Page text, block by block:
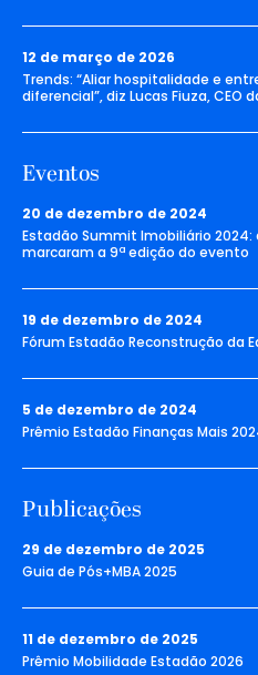
12 de março de 2026
Trends: “Aliar hospitalidade e
diferencial”, diz Lucas Fiuza, CEO
Eventos
20 de dezembro de 2024
Estadão Summit Imobiliário
marcaram a 9ª edição do evento
19 de dezembro de 2024
Fórum Estadão Reconstrução da
5 de dezembro de 2024
Prêmio Estadão Finanças Mais
Publicações
29 de dezembro de 2025
Guia de Pós+MBA 2025
11 de dezembro de 2025
Prêmio Mobilidade Estadão 2026